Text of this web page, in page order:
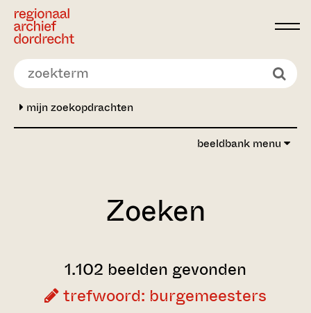
Ga direct naar de inhoud
mijn zoekopdrachten
beeldbank menu
Zoeken
1.102 beelden gevonden
trefwoord: burgemeesters